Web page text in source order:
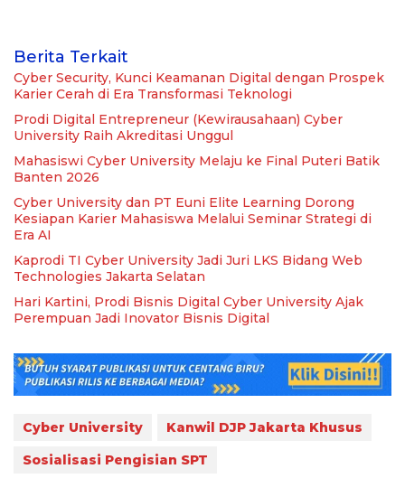
Berita Terkait
Cyber Security, Kunci Keamanan Digital dengan Prospek
Karier Cerah di Era Transformasi Teknologi
Prodi Digital Entrepreneur (Kewirausahaan) Cyber
University Raih Akreditasi Unggul
Mahasiswi Cyber University Melaju ke Final Puteri Batik
Banten 2026
Cyber University dan PT Euni Elite Learning Dorong
Kesiapan Karier Mahasiswa Melalui Seminar Strategi di
Era AI
Kaprodi TI Cyber University Jadi Juri LKS Bidang Web
Technologies Jakarta Selatan
Hari Kartini, Prodi Bisnis Digital Cyber University Ajak
Perempuan Jadi Inovator Bisnis Digital
Cyber University
Kanwil DJP Jakarta Khusus
Sosialisasi Pengisian SPT